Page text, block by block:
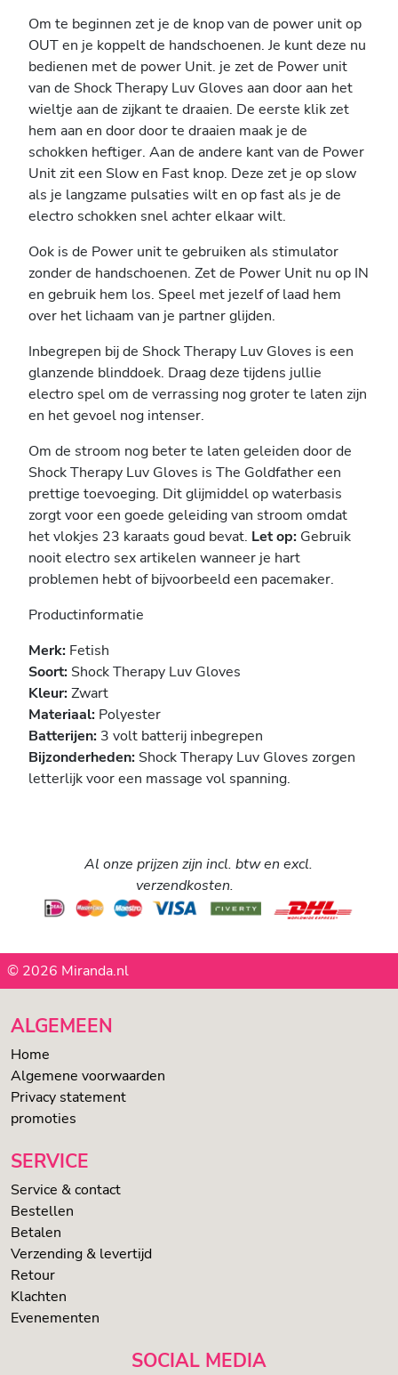
Om te beginnen zet je de knop van de power unit op
OUT en je koppelt de handschoenen. Je kunt deze nu
bedienen met de power Unit. je zet de Power unit
van de Shock Therapy Luv Gloves aan door aan het
wieltje aan de zijkant te draaien. De eerste klik zet
hem aan en door door te draaien maak je de
schokken heftiger. Aan de andere kant van de Power
Unit zit een Slow en Fast knop. Deze zet je op slow
als je langzame pulsaties wilt en op fast als je de
electro schokken snel achter elkaar wilt.
Ook is de Power unit te gebruiken als stimulator
zonder de handschoenen. Zet de Power Unit nu op IN
en gebruik hem los. Speel met jezelf of laad hem
over het lichaam van je partner glijden.
Inbegrepen bij de Shock Therapy Luv Gloves is een
glanzende blinddoek. Draag deze tijdens jullie
electro spel om de verrassing nog groter te laten zijn
en het gevoel nog intenser.
Om de stroom nog beter te laten geleiden door de
Shock Therapy Luv Gloves is The Goldfather een
prettige toevoeging. Dit glijmiddel op waterbasis
zorgt voor een goede geleiding van stroom omdat
het vlokjes 23 karaats goud bevat. Let op: Gebruik
nooit electro sex artikelen wanneer je hart
problemen hebt of bijvoorbeeld een pacemaker.
Productinformatie
Merk: Fetish
Soort: Shock Therapy Luv Gloves
Kleur:Zwart
Materiaal: Polyester
Batterijen: 3 volt batterij inbegrepen
Bijzonderheden: Shock Therapy Luv Gloves zorgen
letterlijk voor een massage vol spanning.
Al onze prijzen zijn incl. btw en excl.
verzendkosten.
© 2026 Miranda.nl
ALGEMEEN
Home
Algemene voorwaarden
Privacy statement
promoties
SERVICE
Service & contact
Bestellen
Betalen
Verzending & levertijd
Retour
Klachten
Evenementen
SOCIAL MEDIA